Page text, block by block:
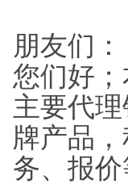
朋友们：
您们好
主要代
牌产品
务、报